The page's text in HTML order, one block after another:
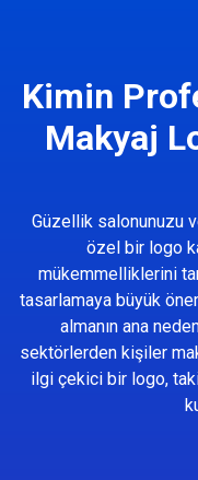
Kimin
Makyaj
Güzellik salonunuzu
özel bir logo
mükemmelliklerini
tasarlamaya büyük
almanın ana
sektörlerden kişiler
ilgi çekici bir logo,